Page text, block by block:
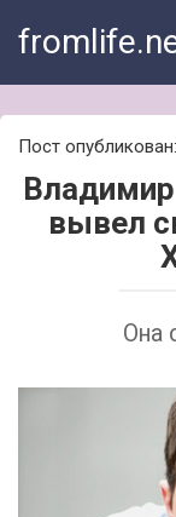
Пост
вывел
Она